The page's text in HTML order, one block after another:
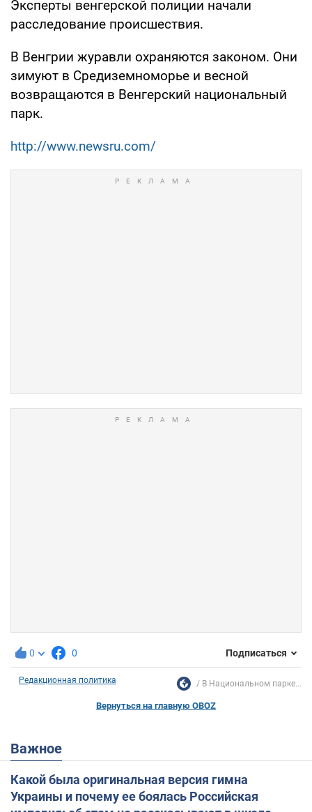
Эксперты венгерской полиции начали
расследование происшествия.
В Венгрии журавли охраняются законом. Они
зимуют в Средиземноморье и весной
возвращаются в Венгерский национальный
парк.
http://www.newsru.com/
0 0 Подписаться
Редакционная политика В Национальном парке...
Вернуться на главную OBOZ
Важное
Какой была оригинальная версия гимна
Украины и почему ее боялась Российская